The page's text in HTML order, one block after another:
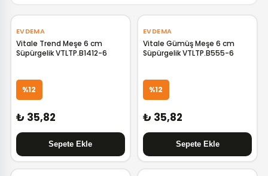
EVDEMA
Vitale Trend Meşe 6 cm
Süpürgelik VTLTP.B1412-6
%12
₺ 35,82
EVDEMA
Vitale Gümüş Meşe 6 cm
Süpürgelik VTLTP.B555-6
%12
₺ 35,82